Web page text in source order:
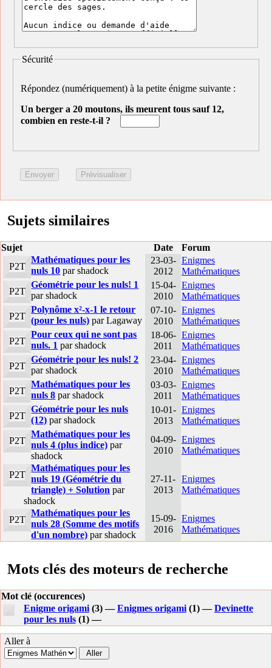
Sécurité
Répondez (numériquement) à la petite énigme suivante :
Un berger a 20 moutons, ils meurent tous sauf 12,
combien en reste-t-il ?
Sujets similaires
Sujet Date
Forum
P2T
Mathématiques pour les
nuls 10 par shadock
23-03-
2012
Enigmes
Mathématiques
P2T
Géométrie pour les nuls! 1
par shadock
15-04-
2010
Enigmes
Mathématiques
P2T
Polynôme x²-x-1 le retour
(pour les nuls) par Lagaway
07-10-
2010
Enigmes
Mathématiques
P2T
Pour ceux qui ne sont pas
nuls. 1 par shadock
18-06-
2011
Enigmes
Mathématiques
P2T
Géométrie pour les nuls! 2
par shadock
23-04-
2010
Enigmes
Mathématiques
P2T
Mathématiques pour les
nuls 8 par shadock
03-03-
2011
Enigmes
Mathématiques
P2T
Géométrie pour les nuls
(12) par shadock
10-01-
2013
Enigmes
Mathématiques
P2T
Mathématiques pour les
nuls 4 (plus indice) par
shadock
04-09-
2010
Enigmes
Mathématiques
P2T
Mathématiques pour les
nuls 19 (Géométrie du
triangle) + Solution par
shadock
27-11-
2013
Enigmes
Mathématiques
P2T
Mathématiques pour les
nuls 28 (Somme des motifs
d'un nombre) par shadock
15-09-
2016
Enigmes
Mathématiques
Mots clés des moteurs de recherche
Mot clé (occurences)
Enigme origami(3) —Enigmes origami(1) —Devinette
pour les nuls(1) —
Aller à